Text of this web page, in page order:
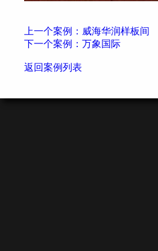
上一个案例：威海华润样板间
下一个案例：万象国际
返回案例列表